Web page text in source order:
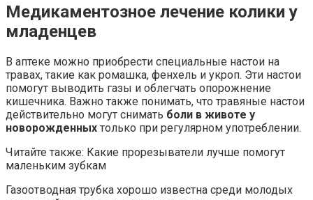
Медикаментозное лечение колики у
младенцев
В аптеке можно приобрести специальные настои на
травах, такие как ромашка, фенхель и укроп. Эти настои
помогут выводить газы и облегчать опорожнение
кишечника. Важно также понимать, что травяные настои
действительно могут снимать боли в животе у
новорожденных только при регулярном употреблении.
Читайте также: Какие прорезыватели лучше помогут
маленьким зубкам
Газоотводная трубка хорошо известна среди молодых